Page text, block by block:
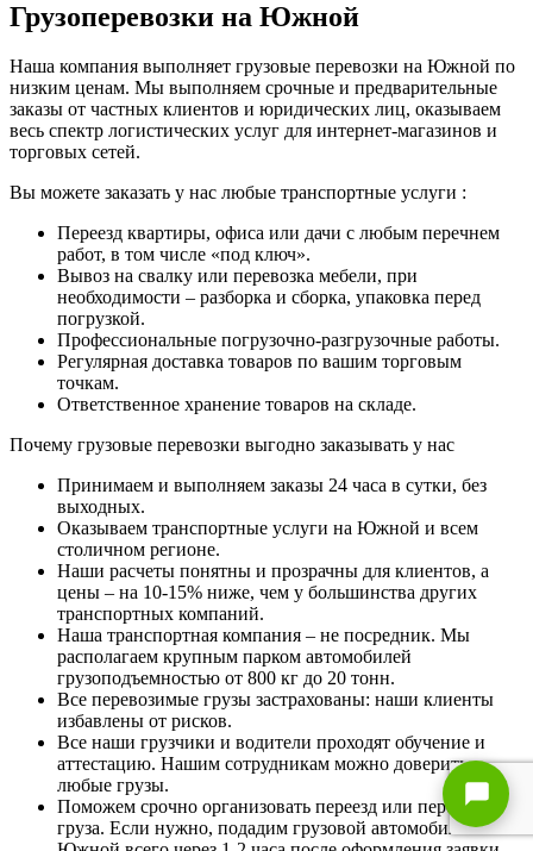
Грузоперевозки на Южной
Наша компания выполняет грузовые перевозки на Южной по
низким ценам. Мы выполняем срочные и предварительные
заказы от частных клиентов и юридических лиц, оказываем
весь спектр логистических услуг для интернет-магазинов и
торговых сетей.
Вы можете заказать у нас любые транспортные услуги :
Переезд квартиры, офиса или дачи с любым перечнем
работ, в том числе «под ключ».
Вывоз на свалку или перевозка мебели, при
необходимости – разборка и сборка, упаковка перед
погрузкой.
Профессиональные погрузочно-разгрузочные работы.
Регулярная доставка товаров по вашим торговым
точкам.
Ответственное хранение товаров на складе.
Почему грузовые перевозки выгодно заказывать у нас
Принимаем и выполняем заказы 24 часа в сутки, без
выходных.
Оказываем транспортные услуги на Южной и всем
столичном регионе.
Наши расчеты понятны и прозрачны для клиентов, а
цены – на 10-15% ниже, чем у большинства других
транспортных компаний.
Наша транспортная компания – не посредник. Мы
располагаем крупным парком автомобилей
грузоподъемностью от 800 кг до 20 тонн.
Все перевозимые грузы застрахованы: наши клиенты
избавлены от рисков.
Все наши грузчики и водители проходят обучение и
аттестацию. Нашим сотрудникам можно доверить
любые грузы.
Поможем срочно организовать переезд или перевозку
груза. Если нужно, подадим грузовой автомобиль на